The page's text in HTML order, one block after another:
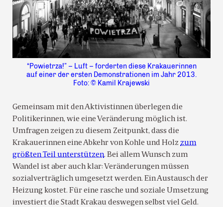
“Powietrza!” – Luft – forderten diese Krakauerinnen
auf einer der ersten Demonstrationen im Jahr 2013.
Foto: © Kamil Krajewski
Gemeinsam mit den Aktivistinnen überlegen die
Politikerinnen, wie eine Veränderung möglich ist.
Umfragen zeigen zu diesem Zeitpunkt, dass die
Krakauerinnen eine Abkehr von Kohle und Holz zum
größten Teil unterstützen. Bei allem Wunsch zum
Wandel ist aber auch klar: Veränderungen müssen
sozialverträglich umgesetzt werden. Ein Austausch der
Heizung kostet. Für eine rasche und soziale Umsetzung
investiert die Stadt Krakau deswegen selbst viel Geld.